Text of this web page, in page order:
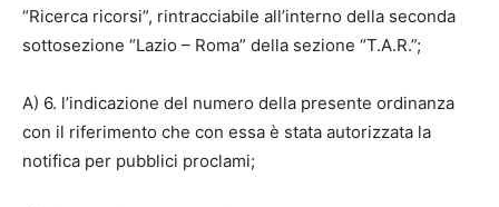
“Ricerca ricorsi”, rintracciabile all’interno della seconda
sottosezione “Lazio – Roma” della sezione “T.A.R.”;
A) 6. l’indicazione del numero della presente ordinanza
con il riferimento che con essa è stata autorizzata la
notifica per pubblici proclami;